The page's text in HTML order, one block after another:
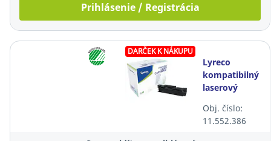
Prihlásenie / Registrácia
DARČEK K NÁKUPU
Lyreco
kompatibilný
laserový
(CF279A),
čierny
Obj. číslo:
11.552.386